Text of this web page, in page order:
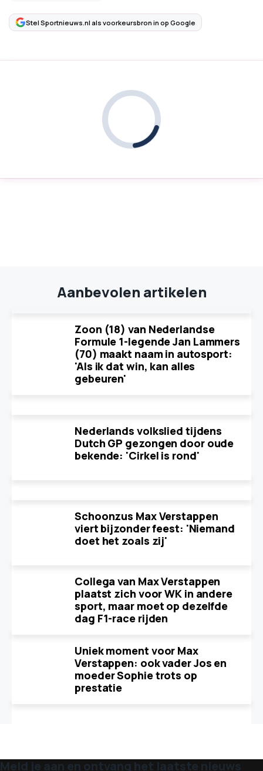
Stel Sportnieuws.nl als voorkeursbron in op Google
Aanbevolen artikelen
Zoon (18) van Nederlandse
Formule 1-legende Jan Lammers
(70) maakt naam in autosport:
'Als ik dat win, kan alles
gebeuren'
Nederlands volkslied tijdens
Dutch GP gezongen door oude
bekende: 'Cirkel is rond'
Schoonzus Max Verstappen
viert bijzonder feest: 'Niemand
doet het zoals zij'
Collega van Max Verstappen
plaatst zich voor WK in andere
sport, maar moet op dezelfde
dag F1-race rijden
Uniek moment voor Max
Verstappen: ook vader Jos en
moeder Sophie trots op
prestatie
Meld je aan en ontvang het laatste nieuws